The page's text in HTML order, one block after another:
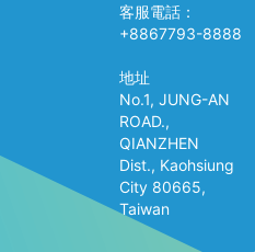
客服電話：
+8867793-8888
地址
No.1, JUNG-AN
ROAD.,
QIANZHEN
Dist., Kaohsiung
City 80665,
Taiwan